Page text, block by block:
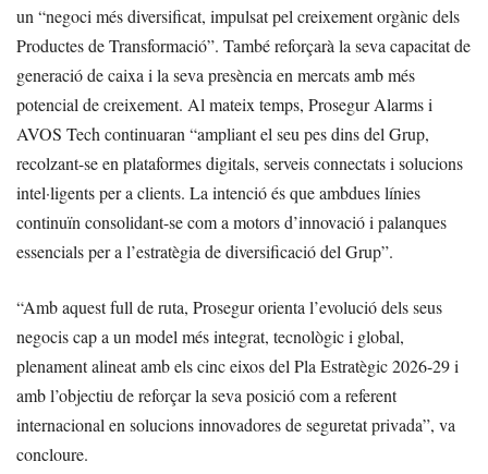
un “negoci més diversificat, impulsat pel creixement orgànic dels
Productes de Transformació”. També reforçarà la seva capacitat de
generació de caixa i la seva presència en mercats amb més
potencial de creixement. Al mateix temps, Prosegur Alarms i
AVOS Tech continuaran “ampliant el seu pes dins del Grup,
recolzant-se en plataformes digitals, serveis connectats i solucions
intel·ligents per a clients. La intenció és que ambdues línies
continuïn consolidant-se com a motors d’innovació i palanques
essencials per a l’estratègia de diversificació del Grup”.
“Amb aquest full de ruta, Prosegur orienta l’evolució dels seus
negocis cap a un model més integrat, tecnològic i global,
plenament alineat amb els cinc eixos del Pla Estratègic 2026-29 i
amb l’objectiu de reforçar la seva posició com a referent
internacional en solucions innovadores de seguretat privada”, va
concloure.